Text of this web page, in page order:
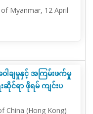
Myanmar, 12 April
ါချမှုနှင့် အကြမ်းဖက်မှု
င်ရာ ဖိုရမ် ကျင်းပ
(Hong Kong)